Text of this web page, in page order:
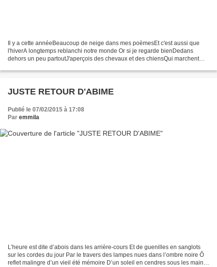
Il y a cette annéeBeaucoup de neige dans mes poèmesEt c'est aussi que
l'hiverA longtemps reblanchi notre monde Or si je regarde bienDedans
dehors un peu partoutJ'aperçois des chevaux et des chiensQui marchent
JUSTE RETOUR D'ABIME
Publié le 07/02/2015 à 17:08
Par emmila
L’heure est dite d’abois dans les arrière-cours Et de guenilles en sanglots
sur les cordes du jour Par le travers des lampes nues dans l’ombre noire Ô
reflet malingre d’un vieil été mémoire D’un soleil en cendres sous les mains